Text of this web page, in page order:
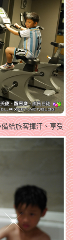
給旅客揮汗、享受